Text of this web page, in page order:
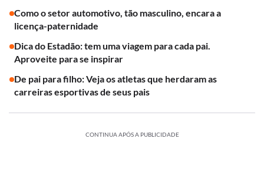
Como o setor automotivo, tão masculino, encara a
licença-paternidade
Dica do Estadão: tem uma viagem para cada pai.
Aproveite para se inspirar
De pai para filho: Veja os atletas que herdaram as
carreiras esportivas de seus pais
CONTINUA APÓS A PUBLICIDADE